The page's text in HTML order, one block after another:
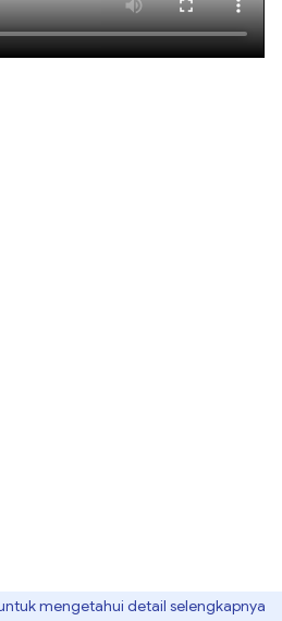
mengetahui detail selengkapnya